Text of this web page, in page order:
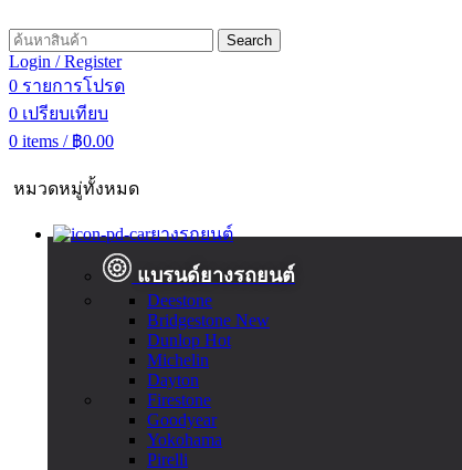
Search
Login / Register
0 รายการโปรด
0 เปรียบเทียบ
0 items / ฿0.00
หมวดหมู่ทั้งหมด
ยางรถยนต์
แบรนด์ยางรถยนต์
Deestone
Bridgestone New
Dunlop Hot
Michelin
Dayton
Firestone
Goodyear
Yokohama
Pirelli